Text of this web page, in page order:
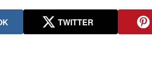
TWITTER